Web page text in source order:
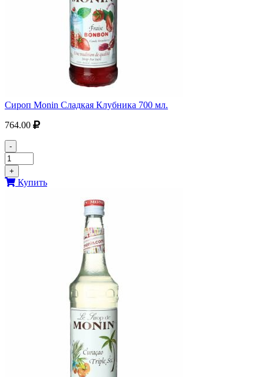
Сироп Monin Сладкая Клубника 700 мл.
764.00
-
+
Купить